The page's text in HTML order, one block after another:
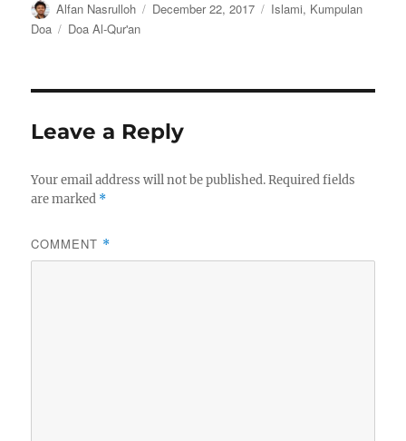
Author
Alfan Nasrulloh
Posted
December 22, 2017 Categories
Islami, Kumpulan
Doa
Tags
Doa Al-Qur'an
Leave a Reply
Your email address will not be published. Required fields
are marked *
COMMENT *